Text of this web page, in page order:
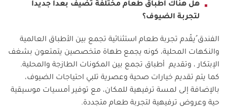
هل هناك أطباق طعام مختلفة تضيف بعدا جديدا
لتجربة الضيوف؟
الفندق ُيقّدم تجربة طعام استثنائية تجمع بين الأطباق العالمية
والنكهات المحلية، كونه يجمع طهاة متخصصين يتمتعون بشغف
الإبتكار ، وتقديم أطباق تجمع بين المكونات الطازجة والمحلية.
كما يتم تقديم خيارات صحية وعصرية تلبي احتياجات الضيوف،
بالإضافة إلى لمسة ترفيهية للمكان، مع توفير أمسيات موسيقية
حية وعروض ترفيهية لتجربة طعام متجددة.